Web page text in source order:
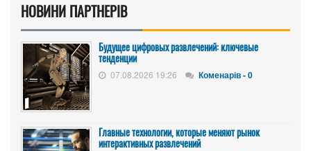
НОВИНИ ПАРТНЕРІВ
Будущее цифровых развлечений: ключевые
тенденции
07.08.2026 19:26 Коменарів - 0
Главные технологии, которые меняют рынок
интерактивных развлечений